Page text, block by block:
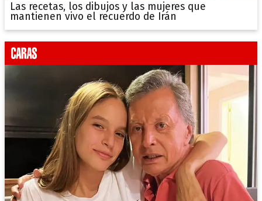
Las recetas, los dibujos y las mujeres que
mantienen vivo el recuerdo de Irán